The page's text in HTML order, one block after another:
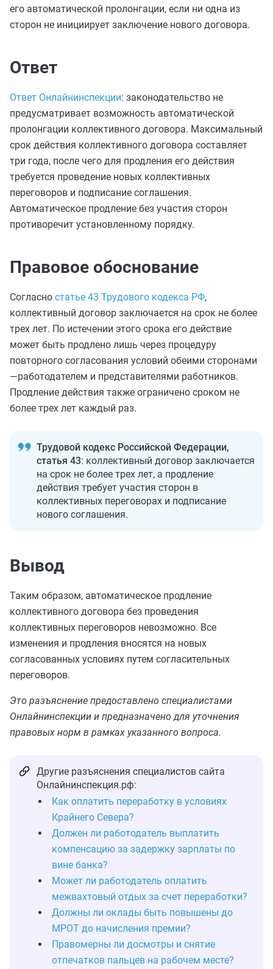
его автоматической пролонгации, если ни одна из
сторон не инициирует заключение нового договора.
Ответ
Ответ Онлайнинспекции: законодательство не
предусматривает возможность автоматической
пролонгации коллективного договора. Максимальный
срок действия коллективного договора составляет
три года, после чего для продления его действия
требуется проведение новых коллективных
переговоров и подписание соглашения.
Автоматическое продление без участия сторон
противоречит установленному порядку.
Правовое обоснование
Согласно статье 43 Трудового кодекса РФ,
коллективный договор заключается на срок не более
трех лет. По истечении этого срока его действие
может быть продлено лишь через процедуру
повторного согласования условий обеими сторонами
—работодателем и представителями работников.
Продление действия также ограничено сроком не
более трех лет каждый раз.
Трудовой кодекс Российской Федерации,
статья 43: коллективный договор заключается
на срок не более трех лет, а продление
действия требует участия сторон в
коллективных переговорах и подписание
нового соглашения.
Вывод
Таким образом, автоматическое продление
коллективного договора без проведения
коллективных переговоров невозможно. Все
изменения и продления вносятся на новых
согласованных условиях путем согласительных
переговоров.
Это разъяснение предоставлено специалистами
Онлайнинспекции и предназначено для уточнения
правовых норм в рамках указанного вопроса.
Другие разъяснения специалистов сайта
Онлайнинспекция.рф:
Как оплатить переработку в условиях
Крайнего Севера?
Должен ли работодатель выплатить
компенсацию за задержку зарплаты по
вине банка?
Может ли работодатель оплатить
межвахтовый отдых за счет переработки?
Должны ли оклады быть повышены до
МРОТ до начисления премии?
Правомерны ли досмотры и снятие
отпечатков пальцев на рабочем месте?